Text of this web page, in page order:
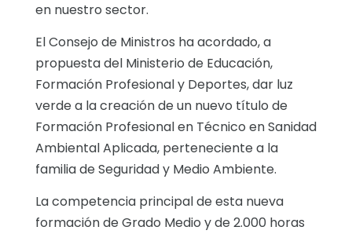
en nuestro sector.
El Consejo de Ministros ha acordado, a
propuesta del Ministerio de Educación,
Formación Profesional y Deportes, dar luz
verde a la creación de un nuevo título de
Formación Profesional en Técnico en Sanidad
Ambiental Aplicada, perteneciente a la
familia de Seguridad y Medio Ambiente.
La competencia principal de esta nueva
formación de Grado Medio y de 2.000 horas